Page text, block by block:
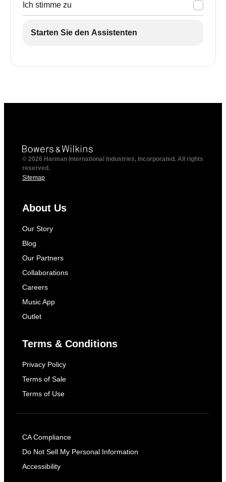
Ich stimme zu
Starten Sie den Assistenten
© 2026 Harman International Industries, Incorporated. All rights
reserved.
Sitemap
About Us
Our Story
Blog
Our Partners
Collaborations
Careers
Music App
Outlet
Terms & Conditions
Privacy Policy
Terms of Sale
Terms of Use
CA Compliance
Do Not Sell My Personal Information
Accessibility